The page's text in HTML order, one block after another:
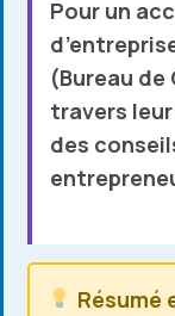
Pour un
(Bureau
travers
des
Résumé